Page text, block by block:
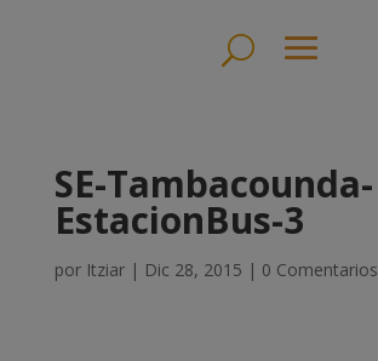
SE-Tambacounda-
EstacionBus-3
por Itziar| Dic 28, 2015 | 0 Comentarios